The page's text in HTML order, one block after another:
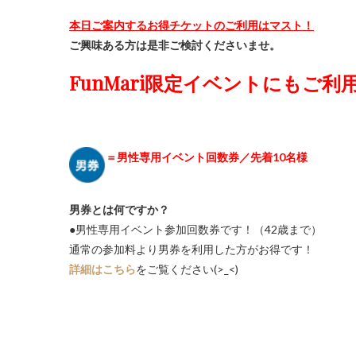
本日ご案内するお得チケットのご利用はマスト！
ご興味ある方は是非ご検討くださいませ。
FunMari限定イベントにもご利
＝男性専用イベント回数券／先着10名様
男券とは何ですか？
●男性専用イベント参加回数券です！（42歳まで）
通常の参加料より男券を利用した方がお得です！
詳細はこちらをご覧ください(>_<)